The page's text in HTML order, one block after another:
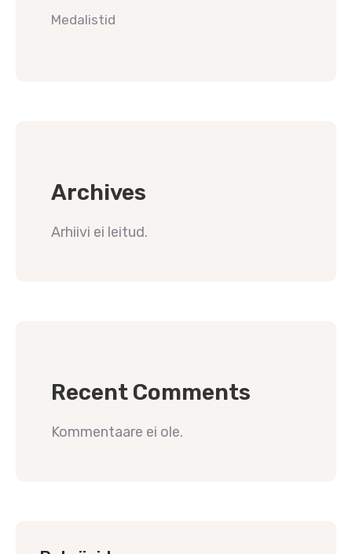
Medalistid
Archives
Arhiivi ei leitud.
Recent Comments
Kommentaare ei ole.